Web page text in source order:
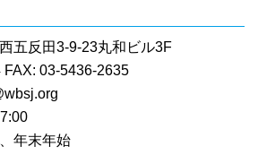
五反田3-9-23丸和ビル3F
03-5436-2635
年末年始